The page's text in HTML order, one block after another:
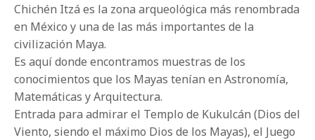
Chichén Itzá es la zona arqueológica más renombrada
en México y una de las más importantes de la
civilización Maya.
Es aquí donde encontramos muestras de los
conocimientos que los Mayas tenían en Astronomía,
Matemáticas y Arquitectura.
Entrada para admirar el Templo de Kukulcán (Dios del
Viento, siendo el máximo Dios de los Mayas), el Juego